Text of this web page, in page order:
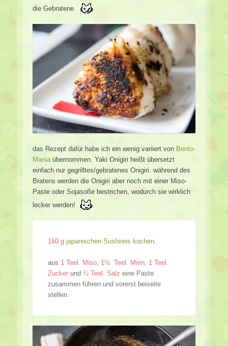
die Gebratene.
das Rezept dafür habe ich ein wenig variiert von Bento-
Mania übernommen. Yaki Onigiri heißt übersetzt
einfach nur gegrilltes/gebratenes Onigiri. während des
Bratens werden die Onigiri aber noch mit einer Miso-
Paste oder Sojasoße bestrichen, wodurch sie wirklich
lecker werden!
160 g japanischen Sushireis kochen
aus 1 Teel. Miso, 1½ Teel. Mirin, 1 Teel.
Zucker und ¼ Teel. Salz eine Paste
zusammen führen und vorerst beiseite
stellen.